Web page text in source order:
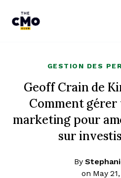
GESTION DES
Geoff Crain de
Comment
marketing pour
sur
By
on May